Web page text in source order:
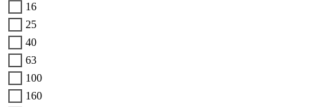
16
25
40
63
100
160